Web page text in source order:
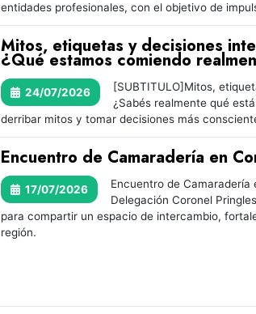
entidades profesionales, con el objetivo de
Mitos, etiquetas y decisiones
¿Qué estamos comiendo
24/07/2026
[SUBTITULO]Mitos,
¿Sabés realmente qué
derribar mitos y tomar decisiones más
Encuentro de Camaradería en
17/07/2026
Encuentro de Camaradería
Delegación Coronel
para compartir un espacio de intercambio,
región.